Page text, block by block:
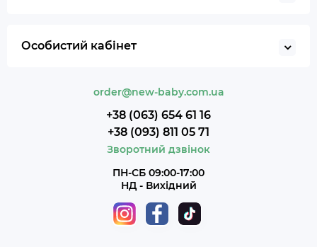
Особистий кабінет
order@new-baby.com.ua
+38 (063) 654 61 16
+38 (093) 811 05 71
Зворотний дзвінок
ПН-СБ 09:00-17:00
НД - Вихідний